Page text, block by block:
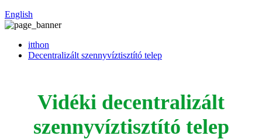
English
itthon
Decentralizált szennyvíztisztító telep
Vidéki decentralizált
szennyvíztisztító telep